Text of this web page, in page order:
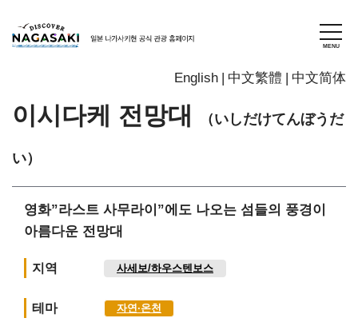
English 中文繁體 中文简体
이시다케 전망대 （いしだけてんぼうだ
い）
영화”라스트 사무라이”에도 나오는 섬들의 풍경이
아름다운 전망대
지역 사세보/하우스텐보스
테마 자연∙온천